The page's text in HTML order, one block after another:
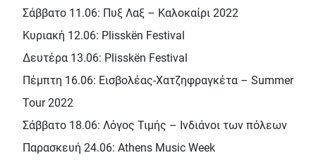
Σάββατο 11.06: Πυξ Λαξ – Καλοκαίρι 2022
Κυριακή 12.06: Plisskën Festival
Δευτέρα 13.06: Plisskën Festival
Πέμπτη 16.06: Εισβολέας-Χατζηφραγκέτα – Summer
Tour 2022
Σάββατο 18.06: Λόγος Τιμής – Ινδιάνοι των πόλεων
Παρασκευή 24.06: Athens Music Week